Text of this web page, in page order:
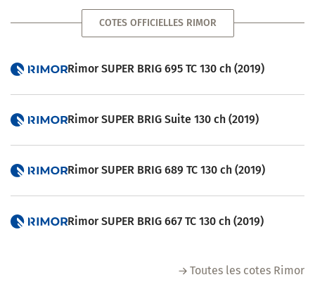
COTES OFFICIELLES RIMOR
Rimor SUPER BRIG 695 TC 130 ch (2019)
Rimor SUPER BRIG Suite 130 ch (2019)
Rimor SUPER BRIG 689 TC 130 ch (2019)
Rimor SUPER BRIG 667 TC 130 ch (2019)
Toutes les cotes Rimor